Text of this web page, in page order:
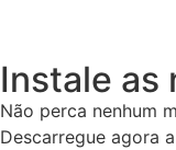
Instale as
Não perca nenhum
Descarregue agora